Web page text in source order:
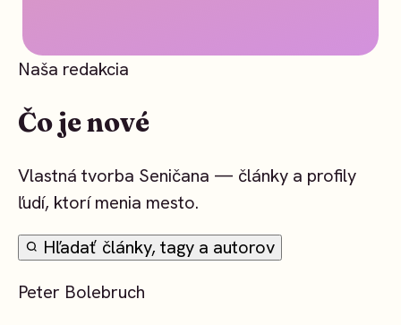
Naša redakcia
Čo je nové
Vlastná tvorba Seničana — články a profily
ľudí, ktorí menia mesto.
Hľadať články, tagy a autorov
Peter Bolebruch